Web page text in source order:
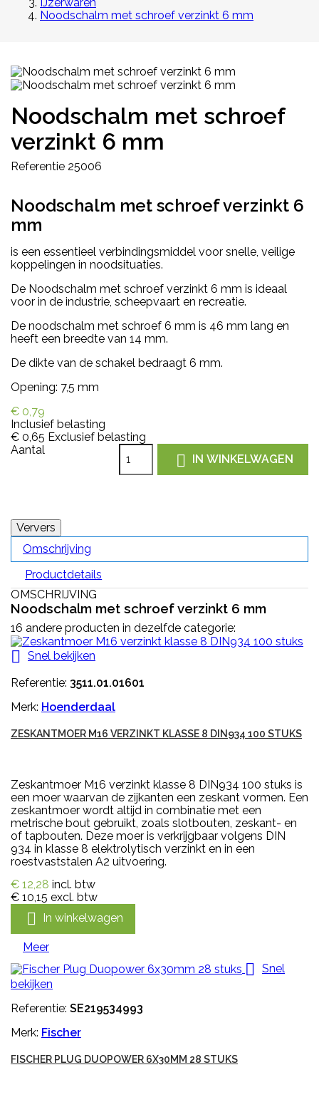
Noodschalm met schroef verzinkt 6 mm
Noodschalm met schroef
verzinkt 6 mm
Referentie 25006
Noodschalm met schroef verzinkt 6
mm
is een essentieel verbindingsmiddel voor snelle, veilige
koppelingen in noodsituaties.
De Noodschalm met schroef verzinkt 6 mm is ideaal
voor in de industrie, scheepvaart en recreatie.
De noodschalm met schroef 6 mm is 46 mm lang en
heeft een breedte van 14 mm.
De dikte van de schakel bedraagt 6 mm.
Opening: 7,5 mm
€ 0,79
Inclusief belasting
€ 0,65 Exclusief belasting
Aantal
 IN WINKELWAGEN
Omschrijving
Productdetails
OMSCHRIJVING
Noodschalm met schroef verzinkt 6 mm
16 andere producten in dezelfde categorie:
 Snel bekijken
Referentie: 3511.01.01601
Merk: Hoenderdaal
ZESKANTMOER M16 VERZINKT KLASSE 8 DIN934 100 STUKS
Zeskantmoer M16 verzinkt klasse 8 DIN934 100 stuks is
een moer waarvan de zijkanten een zeskant vormen. Een
zeskantmoer wordt altijd in combinatie met een
metrische bout gebruikt, zoals slotbouten, zeskant- en
of tapbouten. Deze moer is verkrijgbaar volgens DIN
934 in klasse 8 elektrolytisch verzinkt en in een
roestvaststalen A2 uitvoering.
€ 12,28 incl. btw
€ 10,15 excl. btw
 In winkelwagen
Meer
 Snel
bekijken
Referentie: SE219534993
Merk: Fischer
FISCHER PLUG DUOPOWER 6X30MM 28 STUKS